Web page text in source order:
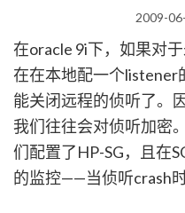
2009-
在oracle 9i下，如果对
在在本地配一个listener
能关闭远程的侦听了。
我们往往会对侦听加密
们配置了HP-SG，且在
的监控——当侦听crash